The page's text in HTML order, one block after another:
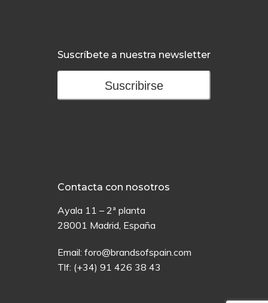
Suscríbete a nuestra newsletter
Suscribirse
Contacta con nosotros
Ayala 11 – 2ª planta
28001 Madrid, España
Email: foro@brandsofspain.com
Tlf: (+34) 91 426 38 43